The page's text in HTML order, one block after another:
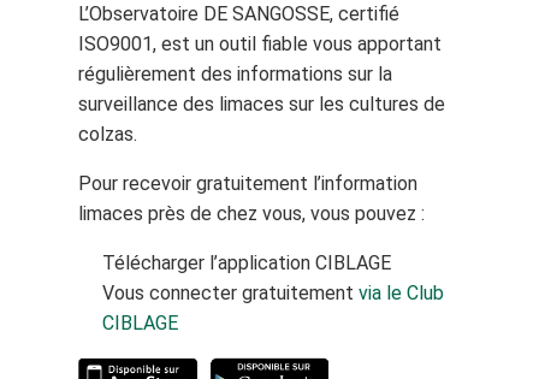
L’Observatoire DE SANGOSSE, certifié
ISO9001, est un outil fiable vous apportant
régulièrement des informations sur la
surveillance des limaces sur les cultures de
colzas.
Pour recevoir gratuitement l’information
limaces près de chez vous, vous pouvez :
Télécharger l’application CIBLAGE
Vous connecter gratuitement via le Club
CIBLAGE